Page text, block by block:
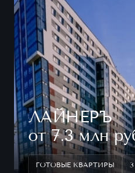
ЛАЙНЕРЪ
от 7.3 млн
ГОТОВЫЕ КВАРТИРЫ